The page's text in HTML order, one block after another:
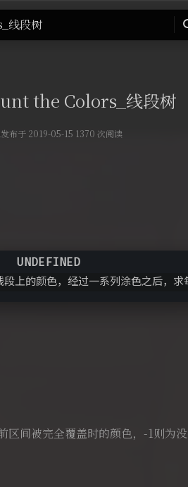
线段树
搜
the Colors_线段树
发布于 2019-05-15 1370 次阅读
间被完全覆盖时的颜色，-1则为